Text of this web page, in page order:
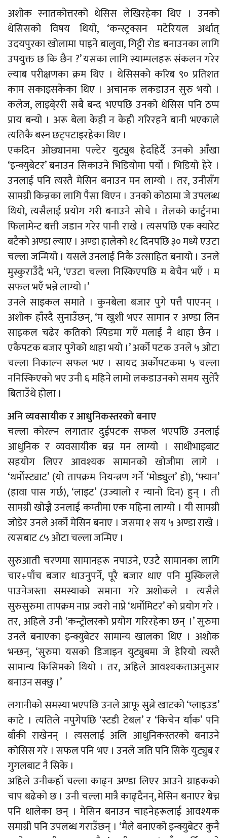
अशोक स्नातकोत्तरको थेसिस लेखिरहेका थिए । उनको
थेसिसको विषय थियो, ‘कन्स्ट्रक्सन मटेरियल अर्थात्
उदयपुरका खोलामा पाइने बालुवा, गिट्टी रोड बनाउनका लागि
उपयुक्त छ कि छैन ?’ यसका लागि स्याम्पलहरू संकलन गरेर
ल्याब परीक्षणका क्रम थिए । थेसिसको करिब ९० प्रतिशत
काम सकाइसकेका थिए । अचानक लकडाउन सुरु भयो ।
कलेज, लाइबे्ररी सबै बन्द भएपछि उनको थेसिस पनि ठप्प
प्राय बन्यो । अरू बेला केही न केही गरिरहने बानी भएकाले
त्यतिकै बस्न छट्पटाइरहेका थिए ।
एकदिन ओछ्यानमा पल्टेर युट्युब हेर्दाहेर्दै उनको आँखा
‘इन्क्युबेटर’ बनाउन सिकाउने भिडियोमा पर्यो । भिडियो हेरे ।
उनलाई पनि त्यस्तै मेसिन बनाउन मन लाग्यो । तर, उनीसँग
सामग्री किन्नका लागि पैसा थिएन । उनको कोठामा जे उपलब्ध
थियो, त्यसैलाई प्रयोग गरी बनाउने सोचे । तेलको कार्टुनमा
फिलामेन्ट बत्ती जडान गरेर पानी राखे । त्यसपछि एक क्यारेट
बटैको अण्डा ल्याए । अण्डा हालेको १८ दिनपछि ३० मध्ये एउटा
चल्ला जन्मियो । यसले उनलाई निकै उत्साहित बनायो । उनले
मुस्कुराउँदै भने, ‘एउटा चल्ला निस्किएपछि म बेचैन भएँ । म
सफल भएँ भन्ने लाग्यो ।’
उनले साइकल समाते । कुनबेला बजार पुगे पत्तै पाएनन् ।
अशोक हाँस्दै सुनाउँछन्, ‘म खुशी भएर सामान र अण्डा लिन
साइकल चढेर कतिको स्पिडमा गएँ मलाई नै थाहा छैन ।
एकैपटक बजार पुगेको थाहा भयो ।’ अर्को पटक उनले ५ ओटा
चल्ला निकाल्न सफल भए । सायद अर्कोपटकमा ५ चल्ला
ननिस्किएको भए उनी ६ महिने लामो लकडाउनको समय सुतेरै
बिताउँथे होला ।
अनि व्यवसायीक र आधुनिकस्तरको बनाए
चल्ला कोरल्न लगातार दुईपटक सफल भएपछि उनलाई
आधुनिक र व्यवसायीक बन्न मन लाग्यो । साथीभाइबाट
सहयोग लिएर आवश्यक सामानको खोजीमा लागे ।
‘थर्मोस्ट्याट’ (योे तापक्रम नियन्त्रण गर्ने ‘मोड्युल’ हो), ‘फ्यान’
(हावा पास गर्छ), ‘लाइट’ (उज्यालो र न्यानो दिन) हुन् । ती
सामग्री खोज्नै उनलाई कम्तीमा एक महिना लाग्यो । यी सामग्री
जोडेर उनले अर्को मेसिन बनाए । जसमा १ सय ५ अण्डा राखे ।
त्यसबाट ८५ ओटा चल्ला जन्मिए ।
सुरुआती चरणमा सामानहरू नपाउने, एउटै सामानका लागि
चार÷पाँच बजार धाउनुपर्ने, पूरै बजार धाए पनि मुस्किलले
पाउनेजस्ता समस्याको समाना गरे अशोकले । त्यसैले
सुरुसुरुमा तापक्रम नाप्न ज्वरो नाप्ने ‘थर्मोमिटर’ को प्रयोग गरे ।
तर, अहिले उनी ‘कन्ट्रोलरको प्रयोग गरिरहेका छन् ।’ सुरुमा
उनले बनाएका इन्क्युबेटर सामान्य खालका थिए । अशोक
भन्छन्, ‘सुरुमा यसको डिजाइन युट्युबमा जे हेरियो त्यस्तै
सामान्य किसिमको थियो । तर, अहिले आवश्यकताअनुसार
बनाउन सक्छु ।’
लगानीको समस्या भएपछि उनले आफू सुत्ने खाटको ‘प्लाइउड’
काटे । त्यतिले नपुगेपछि ‘स्टडी टेबल’ र ‘किचेन र्याक’ पनि
बाँकी राखेनन् । त्यसलाई अलि आधुनिकस्तरको बनाउने
कोसिस गरे । सफल पनि भए । उनले जति पनि सिके युट्युब र
गुगलबाट नै सिके ।
अहिले उनीकहाँ चल्ला काढ्न अण्डा लिएर आउने ग्राहकको
चाप बढेको छ । उनी चल्ला मात्रै काढ्दैनन्, मेसिन बनाएर बेच्न
पनि थालेका छन् । मेसिन बनाउन चाहनेहरूलाई आवश्यक
समाग्री पनि उपलब्ध गराउँछन् । ‘मैले बनाएको इन्क्युबेटर कुनै